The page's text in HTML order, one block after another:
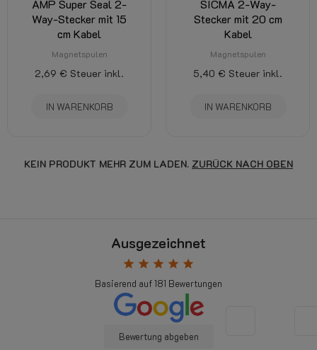
AMP Super Seal 2-
Way-Stecker mit 15
cm Kabel
Magnetspulen
2,69 € Steuer inkl.
IN WARENKORB
SICMA 2-Way-
Stecker mit 20 cm
Kabel
Magnetspulen
5,40 € Steuer inkl.
IN WARENKORB
KEIN PRODUKT MEHR ZUM LADEN. ZURÜCK NACH OBEN
Ausgezeichnet
star star star star star
Basierend auf181 Bewertungen
Bewertung abgeben